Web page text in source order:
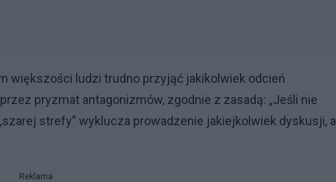
większości ludzi trudno przyjąć jakikolwiek odcień
pryzmat antagonizmów, zgodnie z zasadą: „Jeśli nie
strefy” wyklucza prowadzenie jakiejkolwiek dyskusji, a
Reklama